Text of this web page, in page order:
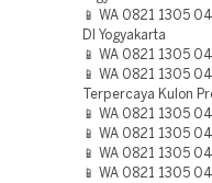
📱 WA 0821 1305
DI Yogyakarta
📱 WA 0821 1305
📱 WA 0821 1305
Terpercaya Kulon
📱 WA 0821 1305
📱 WA 0821 1305
📱 WA 0821 1305
📱 WA 0821 1305